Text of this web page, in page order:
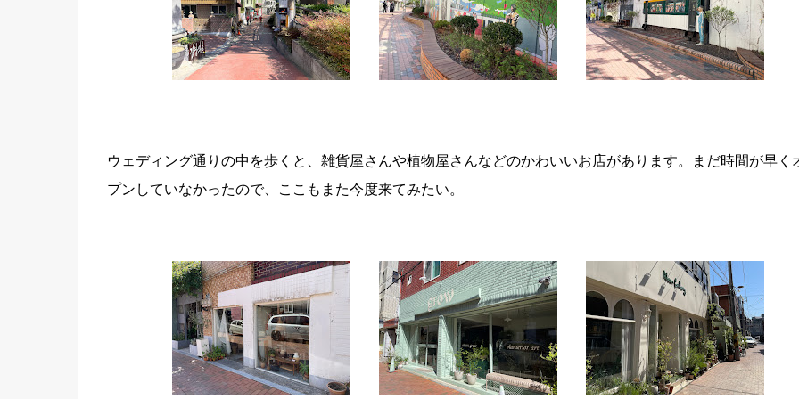
ウェディング通りの中を歩くと、雑貨屋さんや植物屋さんなどのかわいいお店があります。まだ時間が早く
プンしていなかったので、ここもまた今度来てみたい。